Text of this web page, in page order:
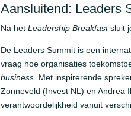
Aansluitend: Leaders
Na het Leadership Breakfastsluit
De Leaders Summit is een
vraag hoe organisaties
business. Met inspirerende
Zonneveld (Invest NL) en Andrea
verantwoordelijkheid vanuit